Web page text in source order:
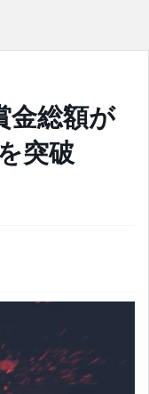
金総額が
突破